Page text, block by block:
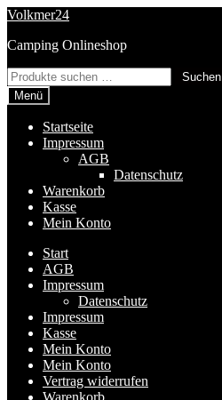
Zur
springen
Zum
springen
Volkmer24
Camping Onlineshop
Suchen
nach:
Suchen
Menü
Startseite
Impressum
AGB
Datenschutz
Warenkorb
Kasse
Mein Konto
Start
AGB
Impressum
Datenschutz
Impressum
Kasse
Mein Konto
Mein Konto
Vertrag widerrufen
Warenkorb